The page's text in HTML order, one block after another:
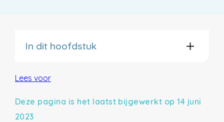
In dit hoofdstuk
Lees voor
Deze pagina is het laatst bijgewerkt op 14 juni
2023